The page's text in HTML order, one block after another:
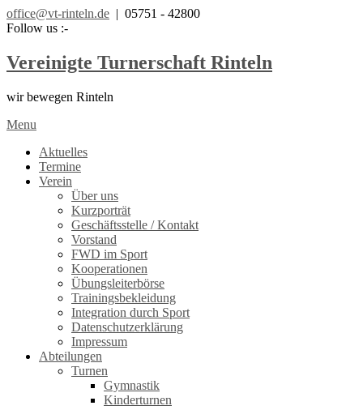
office@vt-rinteln.de | 05751 - 42800
Follow us :-
Vereinigte Turnerschaft Rinteln
wir bewegen Rinteln
Menu
Aktuelles
Termine
Verein
Über uns
Kurzporträt
Geschäftsstelle / Kontakt
Vorstand
FWD im Sport
Kooperationen
Übungsleiterbörse
Trainingsbekleidung
Integration durch Sport
Datenschutzerklärung
Impressum
Abteilungen
Turnen
Gymnastik
Kinderturnen